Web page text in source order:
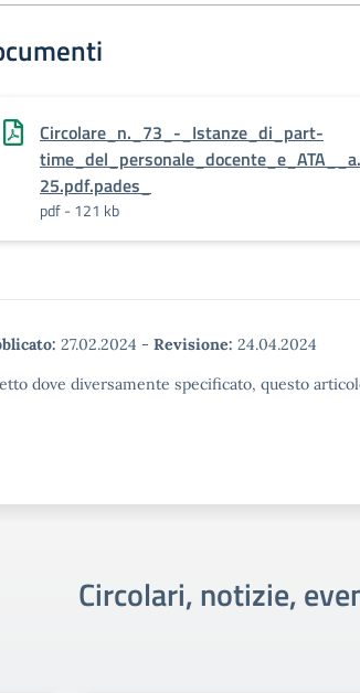
Circolare_n._73_-_Istanze_di_part-
25.pdf.pades_
pdf - 121 kb
27.02.2024 - Revisione: 24.04.2024
dove diversamente specificato, questo
Circolari, notizie,